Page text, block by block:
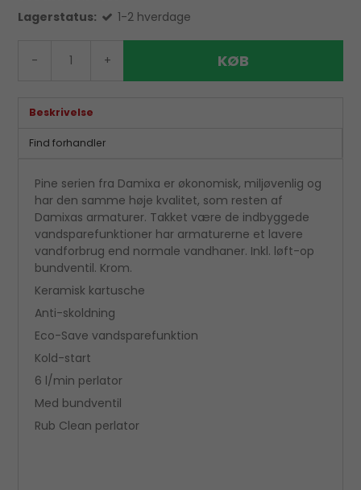
Lagerstatus:
1-2 hverdage
- + KØB
Beskrivelse
Find forhandler
Pine serien fra Damixa er økonomisk, miljøvenlig og
har den samme høje kvalitet, som resten af
Damixas armaturer. Takket være de indbyggede
vandsparefunktioner har armaturerne et lavere
vandforbrug end normale vandhaner. Inkl. løft-op
bundventil. Krom.
Keramisk kartusche
Anti-skoldning
Eco-Save vandsparefunktion
Kold-start
6 l/min perlator
Med bundventil
Rub Clean perlator